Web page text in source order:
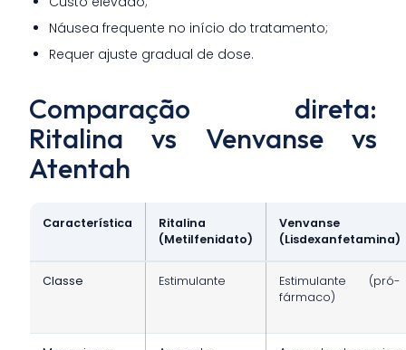
Náusea frequente no início do tratamento;
Requer ajuste gradual de dose.
Comparação direta:
Ritalina vs Venvanse vs
Atentah
Característica
Ritalina
(Metilfenidato)
Venvanse
(Lisdexanfetamina)
Classe Estimulante
Estimulante (pró-
fármaco)